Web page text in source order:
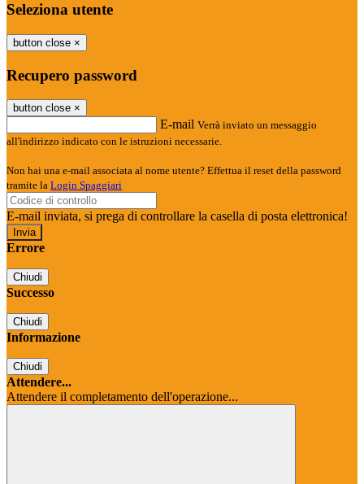
Seleziona utente
button close ×
Recupero password
button close ×
E-mail Verrà inviato un messaggio
all'indirizzo indicato con le istruzioni necessarie.
Non hai una e-mail associata al nome utente? Effettua il reset della password
tramite la Login Spaggiari
E-mail inviata, si prega di controllare la casella di posta elettronica!
Errore
Chiudi
Successo
Chiudi
Informazione
Chiudi
Attendere...
Attendere il completamento dell'operazione...